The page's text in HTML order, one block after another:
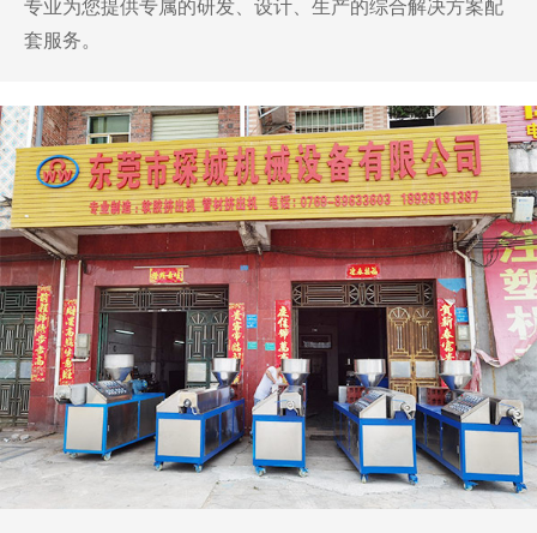
专业为您提供专属的研发、设计、生产的综合解决方案配
套服务。